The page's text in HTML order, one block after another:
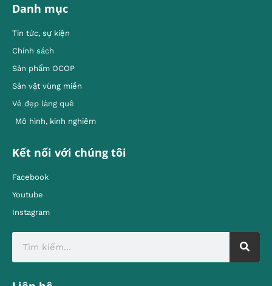
Danh mục
Tin tức, sự kiện
Chính sách
Sản phẩm OCOP
Sản vật vùng miền
Vẻ đẹp làng quê
Mô hình, kinh nghiêm
Kết nối với chúng tôi
Facebook
Youtube
Instagram